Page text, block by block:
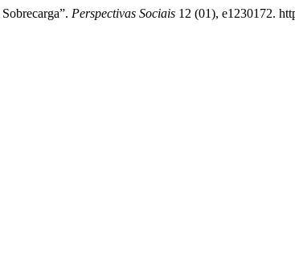
Perspectivas Sociais 12 (01), e1230172.